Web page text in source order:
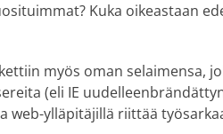
Kuka oikeastaan
myös oman selaimensa,
(eli IE
web-ylläpitäjillä riittää